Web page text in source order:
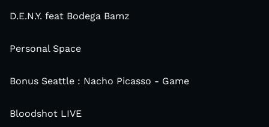
D.E.N.Y. feat Bodega Bamz
Personal Space
Bonus Seattle : Nacho Picasso - Game
Bloodshot LIVE